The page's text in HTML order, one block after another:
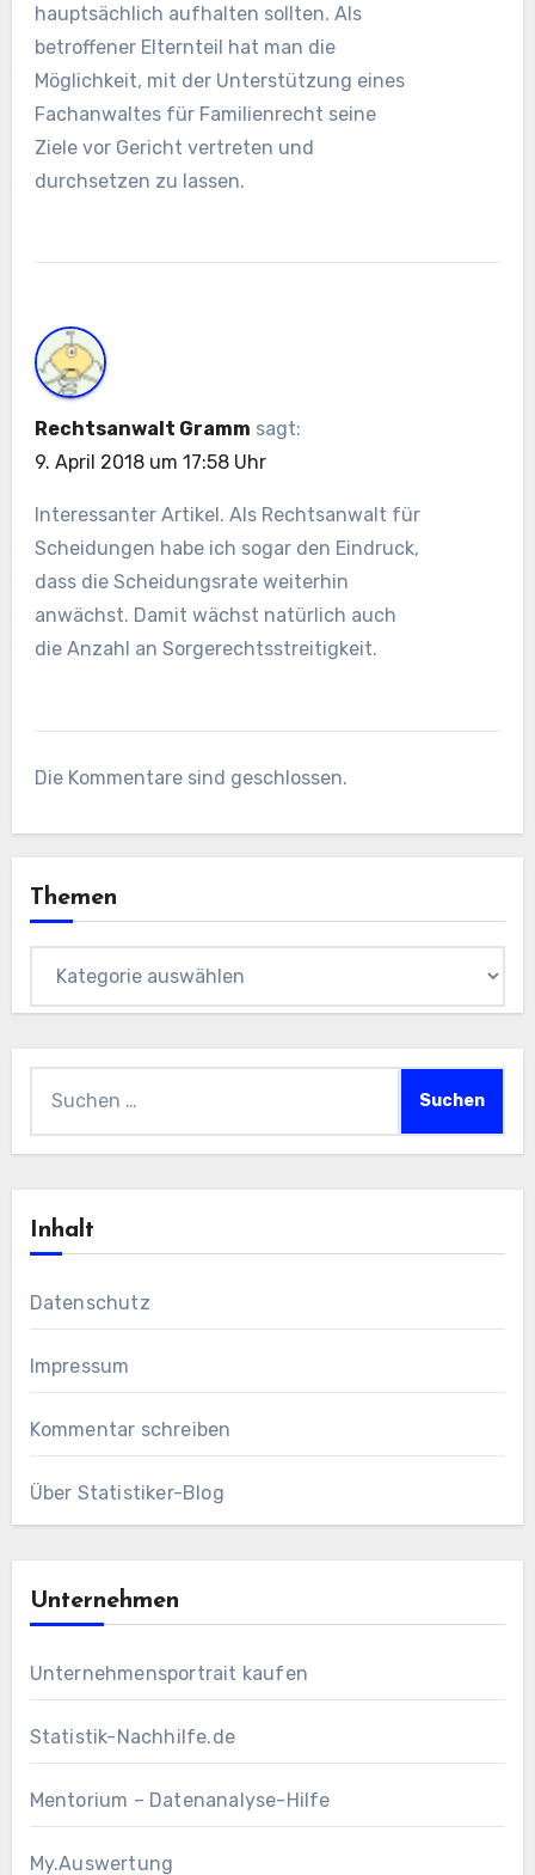
hauptsächlich aufhalten sollten. Als
betroffener Elternteil hat man die
Möglichkeit, mit der Unterstützung eines
Fachanwaltes für Familienrecht seine
Ziele vor Gericht vertreten und
durchsetzen zu lassen.
Rechtsanwalt Gramm sagt:
9. April 2018 um 17:58 Uhr
Interessanter Artikel. Als Rechtsanwalt für
Scheidungen habe ich sogar den Eindruck,
dass die Scheidungsrate weiterhin
anwächst. Damit wächst natürlich auch
die Anzahl an Sorgerechtsstreitigkeit.
Die Kommentare sind geschlossen.
Themen
Inhalt
Datenschutz
Impressum
Kommentar schreiben
Über Statistiker-Blog
Unternehmen
Unternehmensportrait kaufen
Statistik-Nachhilfe.de
Mentorium – Datenanalyse-Hilfe
My.Auswertung